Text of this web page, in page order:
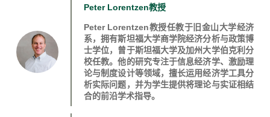
Peter Lorentzen教授
Peter Lorentzen教授任教于旧金山大学经济
系，拥有斯坦福大学商学院经济分析与政策博
士学位，曾于斯坦福大学及加州大学伯克利分
校任教。他的研究专注于信息经济学、激励理
论与制度设计等领域，擅长运用经济学工具分
析实际问题，并为学生提供将理论与实证相结
合的前沿学术指导。